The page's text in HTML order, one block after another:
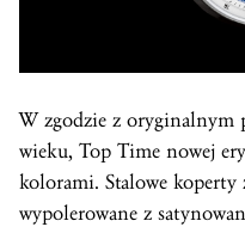
W zgodzie z oryginalnym
wieku, Top Time nowej
kolorami. Stalowe koperty
wypolerowane z